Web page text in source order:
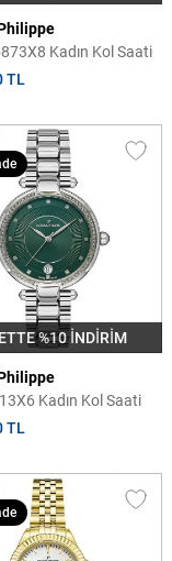
Kadın Kol Saati
TL
%10 İNDİRİM
Kadın Kol Saati
TL